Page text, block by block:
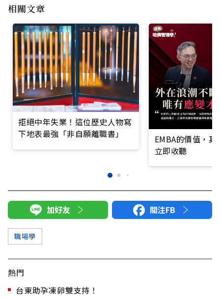
相關文章
拒絕中年失業！這位歷史人物寫
下地表最強「非自願離職書」
EMBA的價值，
立即收聽
加好友 關注FB
職場學
熱門
台東助孕凍卵雙支持！